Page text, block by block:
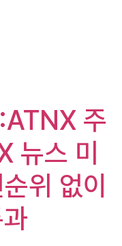
주
뉴스 미
위 없이